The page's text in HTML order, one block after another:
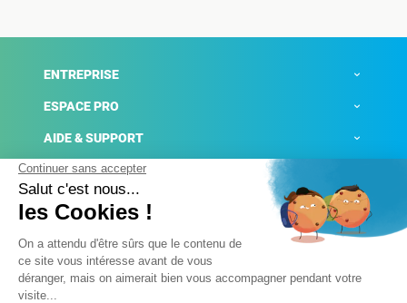
ENTREPRISE
ESPACE PRO
AIDE & SUPPORT
ACTUALITÉS
Mentions légales